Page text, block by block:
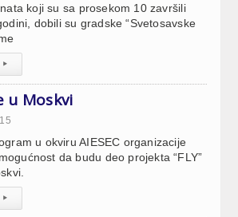
koji su sa prosekom 10 završili
dobili su gradske “Svetosavske
▸
u Moskvi
u okviru AIESEC organizacije
da budu deo projekta “FLY”
▸